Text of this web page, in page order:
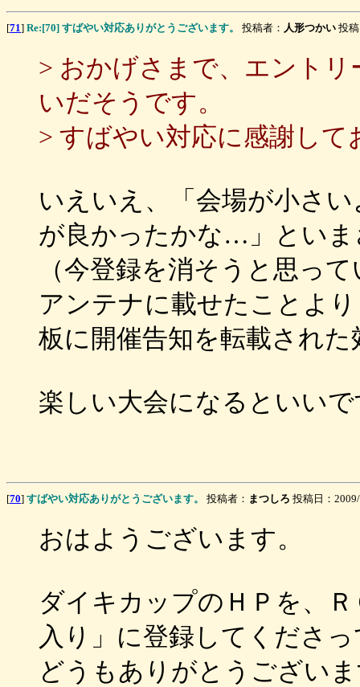
[71] Re:[70] すばやい対応ありがとうございます。 投稿者： 人形つかい 投
> おかげさまで、エント
いだそうです。
> すばやい対応に感謝して
いえいえ、「会場が小さ
が良かったかな…」とい
（今登録を消そうと思っ
アンテナに載せたことよ
板に開催告知を転載され
楽しい大会になるといい
[70] すばやい対応ありがとうございます。 投稿者： まつしろ 投稿日：
おはようございます。
ダイキカップのＨＰを、
入り」に登録してくださっ
どうもありがとうござい